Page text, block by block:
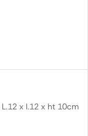
L.12 x l.12 x ht 10cm